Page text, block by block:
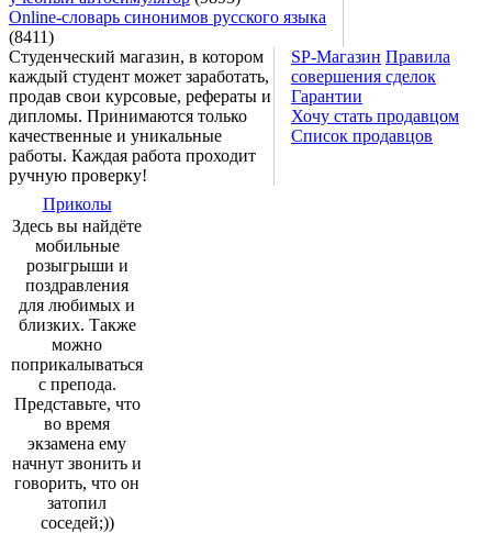
Online-словарь синонимов русского языка
(8411)
Студенческий магазин, в котором
каждый студент может заработать,
продав свои курсовые, рефераты и
дипломы. Принимаются только
качественные и уникальные
работы. Каждая работа проходит
ручную проверку!
SP-Магазин Правила
совершения сделок
Гарантии
Хочу стать продавцом
Список продавцов
Приколы
Здесь вы найдёте
мобильные
розыгрыши и
поздравления
для любимых и
близких. Также
можно
поприкалываться
с препода.
Представьте, что
во время
экзамена ему
начнут звонить и
говорить, что он
затопил
соседей;))